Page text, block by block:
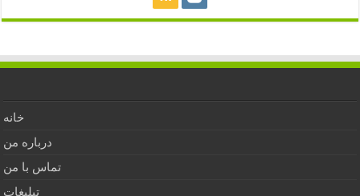
خانه
درباره من
تماس با من
تبلیغات